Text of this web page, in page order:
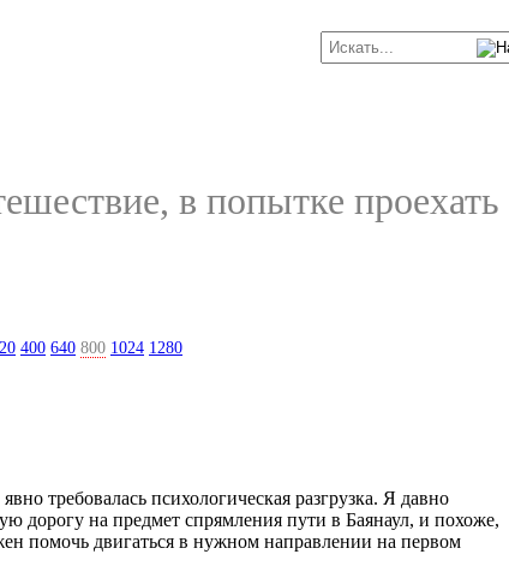
в попытке проехать
400 640 800 1024 1280
требовалась психологическая разгрузка. Я давно
дорогу на предмет спрямления пути в Баянаул, и похоже,
помочь двигаться в нужном направлении на первом